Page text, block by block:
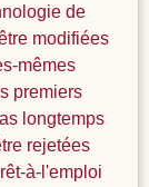
de
modifiées
mêmes
premiers
longtemps
rejetées
à-l'emploi